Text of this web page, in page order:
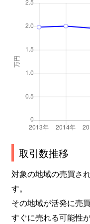
取引数推移
対象の地域の売買さ
す。
その地域が活発に売
すぐに売れる可能性